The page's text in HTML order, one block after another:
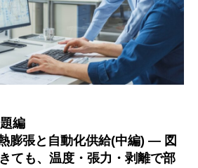
編
膨張と自動化供給(中編) ― 図
ても、温度・張力・剥離で部